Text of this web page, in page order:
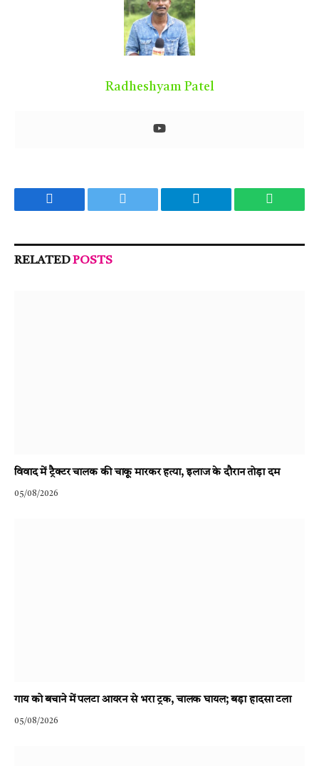
Radheshyam Patel
Facebook Twitter Telegram
RELATEDPOSTS
विवाद में ट्रैक्टर चालक की चाकू मारकर हत्या, इलाज के दौरान तोड़ा दम
05/08/2026
गाय को बचाने में पलटा आयरन से भरा ट्रक, चालक घायल; बड़ा हादसा टला
05/08/2026